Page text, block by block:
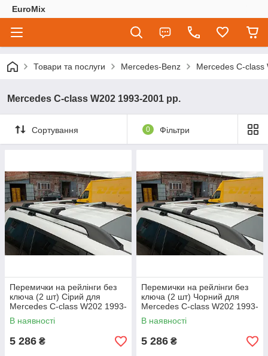
EuroMix
Товари та послуги Mercedes-Benz Mercedes C-
Mercedes C-class W202 1993-2001 рр.
Сортування 0 Фільтри
Перемички на рейлінги без
ключа (2 шт) Сірий для
Mercedes C-class W202 1993-
2001 рр
В наявності
5 286 ₴
Перемички на рейлінги без
ключа (2 шт) Чорний для
Mercedes C-class W202 1993-
2001 рр
В наявності
5 286 ₴